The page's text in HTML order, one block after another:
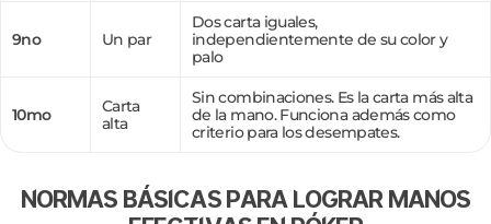
9no Un par
Dos carta iguales,
independientemente de su color y
palo
10mo
Carta
alta
Sin combinaciones. Es la carta más alta
de la mano. Funciona además como
criterio para los desempates.
NORMAS BÁSICAS PARA LOGRAR MANOS